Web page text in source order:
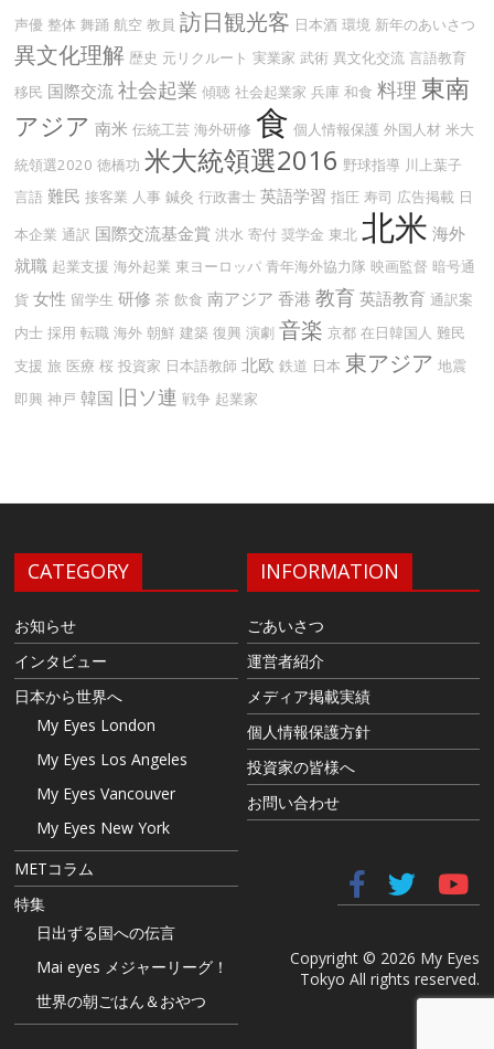
声優 整体 舞踊 航空 教員 訪日観光客 日本酒 環境 新年のあいさつ
異文化理解 歴史 元リクルート 実業家 武術 異文化交流 言語教育
移民 国際交流 社会起業 傾聴 社会起業家 兵庫 和食 料理 東南
アジア 南米 伝統工芸 海外研修 食 個人情報保護 外国人材 米大
統領選2020 徳橋功 米大統領選2016 野球指導 川上葉子
言語 難民 接客業 人事 鍼灸 行政書士 英語学習 指圧 寿司 広告掲載 日
本企業 通訳 国際交流基金賞 洪水 寄付 奨学金 東北 北米 海外
就職 起業支援 海外起業 東ヨーロッパ 青年海外協力隊 映画監督 暗号通
貨 女性 留学生 研修 茶 飲食 南アジア 香港 教育 英語教育 通訳案
内士 採用 転職 海外 朝鮮 建築 復興 演劇 音楽 京都 在日韓国人 難民
支援 旅 医療 桜 投資家 日本語教師 北欧 鉄道 日本 東アジア 地震
即興 神戸 韓国 旧ソ連 戦争 起業家
CATEGORY
お知らせ
インタビュー
日本から世界へ
My Eyes London
My Eyes Los Angeles
My Eyes Vancouver
My Eyes New York
METコラム
特集
日出ずる国への伝言
Mai eyes メジャーリーグ！
世界の朝ごはん＆おやつ
INFORMATION
ごあいさつ
運営者紹介
メディア掲載実績
個人情報保護方針
投資家の皆様へ
お問い合わせ
Copyright © 2026 My Eyes
Tokyo All rights reserved.